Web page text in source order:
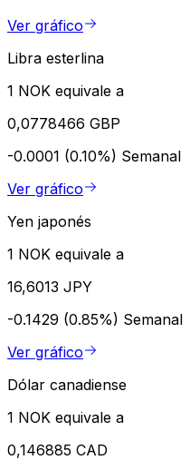
Ver gráfico
Libra esterlina
1 NOK equivale a
0,0778466 GBP
-0.0001 (0.10%) Semanal
Ver gráfico
Yen japonés
1 NOK equivale a
16,6013 JPY
-0.1429 (0.85%) Semanal
Ver gráfico
Dólar canadiense
1 NOK equivale a
0,146885 CAD